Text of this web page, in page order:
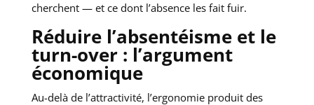
cherchent — et ce dont l’absence les fait fuir.
Réduire l’absentéisme et le
turn-over : l’argument
économique
Au-delà de l’attractivité, l’ergonomie produit des